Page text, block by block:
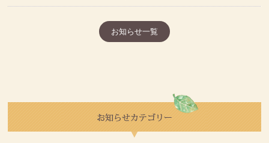
お知らせ一覧